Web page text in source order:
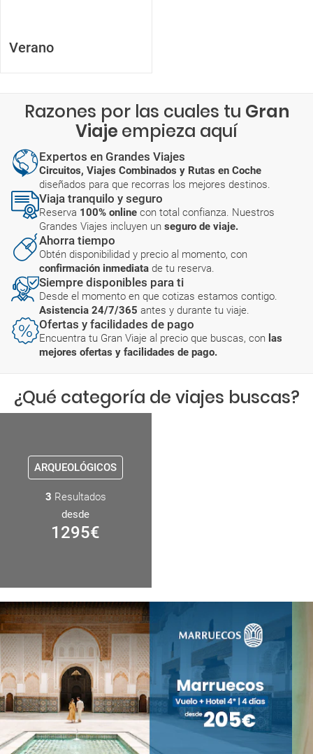
Verano
Razones por las cuales tu Gran
Viaje empieza aquí
Expertos en Grandes Viajes
Circuitos, Viajes Combinados y Rutas en Coche
diseñados para que recorras los mejores destinos.
Viaja tranquilo y seguro
Reserva 100% online con total confianza. Nuestros
Grandes Viajes incluyen un seguro de viaje.
Ahorra tiempo
Obtén disponibilidad y precio al momento, con
confirmación inmediata de tu reserva.
Siempre disponibles para ti
Desde el momento en que cotizas estamos contigo.
Asistencia 24/7/365 antes y durante tu viaje.
Ofertas y facilidades de pago
Encuentra tu Gran Viaje al precio que buscas, con las
mejores ofertas y facilidades de pago.
¿Qué categoría de viajes buscas?
ARQUEOLÓGICOS
3 Resultados
desde
1295€